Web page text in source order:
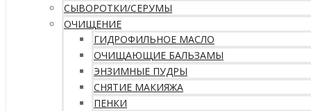
СЫВОРОТКИ/СЕРУМЫ
ОЧИЩЕНИЕ
ГИДРОФИЛЬНОЕ МАСЛО
ОЧИЩАЮЩИЕ БАЛЬЗАМЫ
ЭНЗИМНЫЕ ПУДРЫ
СНЯТИЕ МАКИЯЖА
ПЕНКИ